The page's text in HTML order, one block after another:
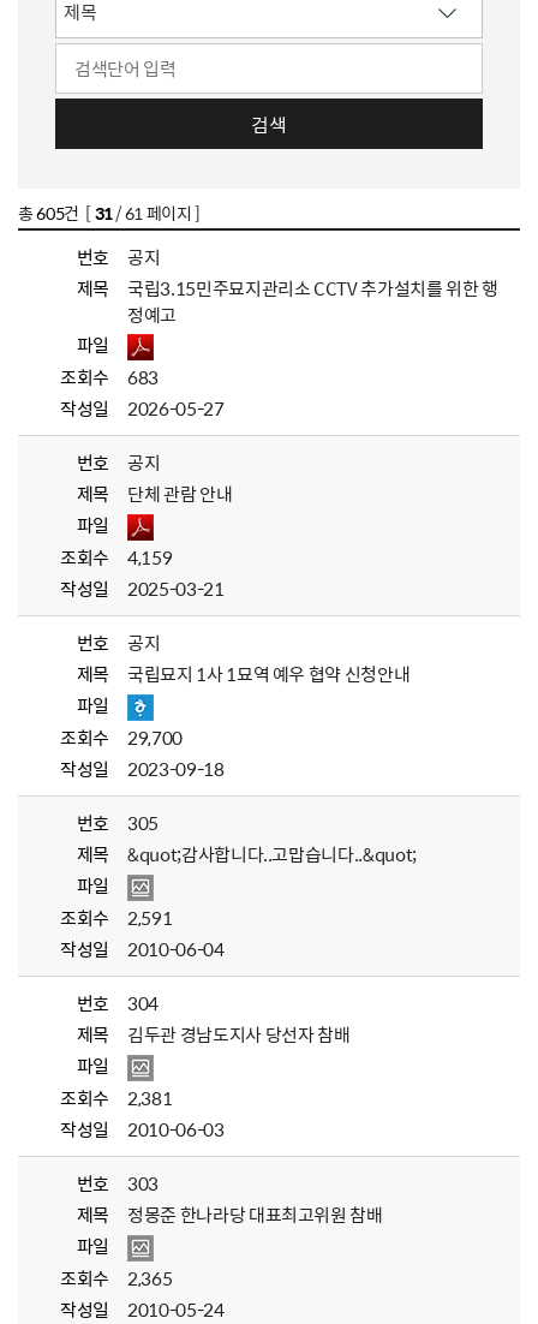
검색
총605건 [31/ 61 페이지 ]
번호
공지
제목
국립3.15민주묘지관리소 CCTV 추가설치를 위한 행
정예고
파일
조회수
683
작성일
2026-05-27
번호
공지
제목
단체 관람 안내
파일
조회수
4,159
작성일
2025-03-21
번호
공지
제목
국립묘지 1사 1묘역 예우 협약 신청안내
파일
조회수
29,700
작성일
2023-09-18
번호
305
제목
&quot;감사합니다..고맙습니다..&quot;
파일
조회수
2,591
작성일
2010-06-04
번호
304
제목
김두관 경남도지사 당선자 참배
파일
조회수
2,381
작성일
2010-06-03
번호
303
제목
정몽준 한나라당 대표최고위원 참배
파일
조회수
2,365
작성일
2010-05-24